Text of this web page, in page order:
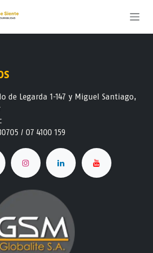
de Legarda 1-147 y Miguel Santiago,
/ 07 4100 159